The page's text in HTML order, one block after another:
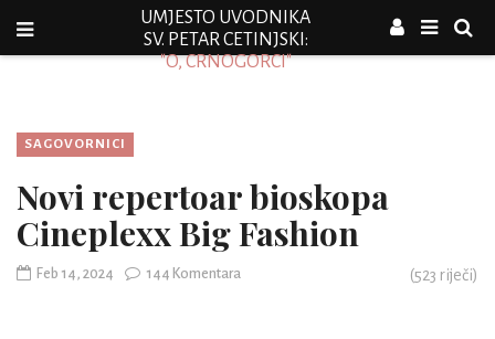
UMJESTO UVODNIKA
SV. PETAR CETINJSKI:
"O, CRNOGORCI"
SAGOVORNICI
Novi repertoar bioskopa
Cineplexx Big Fashion
Feb 14, 2024 144 Komentara (523 riječi)